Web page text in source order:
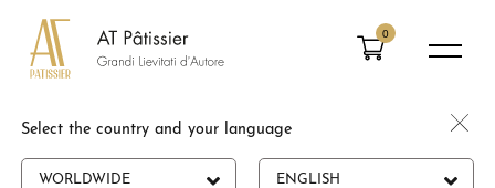
Select the country and your language
WORLDWIDE ENGLISH
0